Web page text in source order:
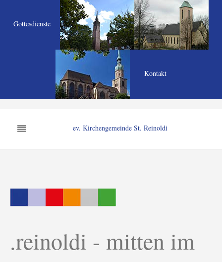
Gottesdienste
Kontakt
ev. Kirchengemeinde St. Reinoldi
.reinoldi - mitten im